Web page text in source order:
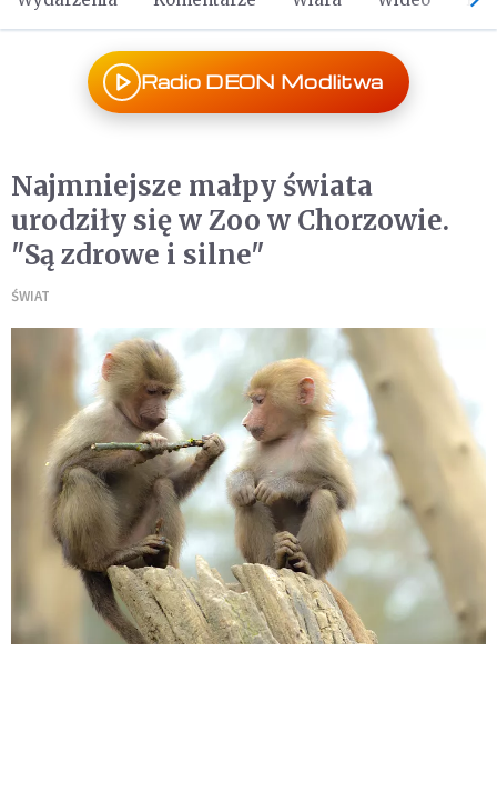
Radio DEON Modlitwa
Najmniejsze małpy świata
urodziły się w Zoo w Chorzowie.
"Są zdrowe i silne"
ŚWIAT